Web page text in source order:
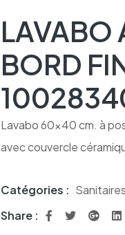
LAVABO
BORD
Lavabo 60×40 cm. à
avec couvercle
Catégories :
Share :